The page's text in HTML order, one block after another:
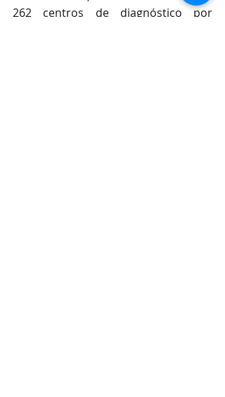
262 centros de diagnóstico por